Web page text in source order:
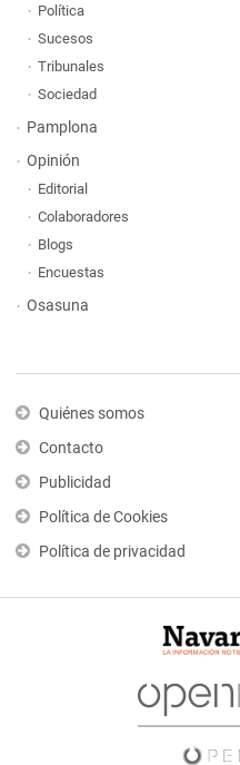
Política
Sucesos
Tribunales
Sociedad
Pamplona
Opinión
Editorial
Colaboradores
Blogs
Encuestas
Osasuna
Quiénes somos
Contacto
Publicidad
Política de Cookies
Política de privacidad